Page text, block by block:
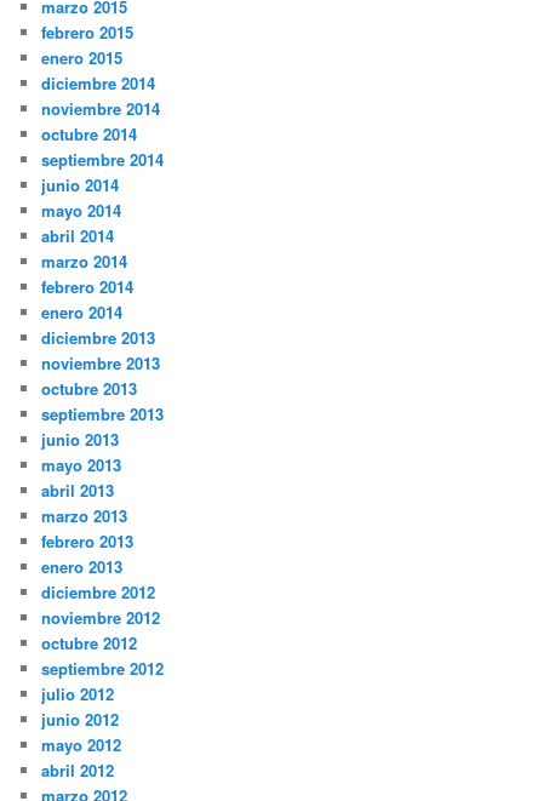
marzo 2015
febrero 2015
enero 2015
diciembre 2014
noviembre 2014
octubre 2014
septiembre 2014
junio 2014
mayo 2014
abril 2014
marzo 2014
febrero 2014
enero 2014
diciembre 2013
noviembre 2013
octubre 2013
septiembre 2013
junio 2013
mayo 2013
abril 2013
marzo 2013
febrero 2013
enero 2013
diciembre 2012
noviembre 2012
octubre 2012
septiembre 2012
julio 2012
junio 2012
mayo 2012
abril 2012
marzo 2012